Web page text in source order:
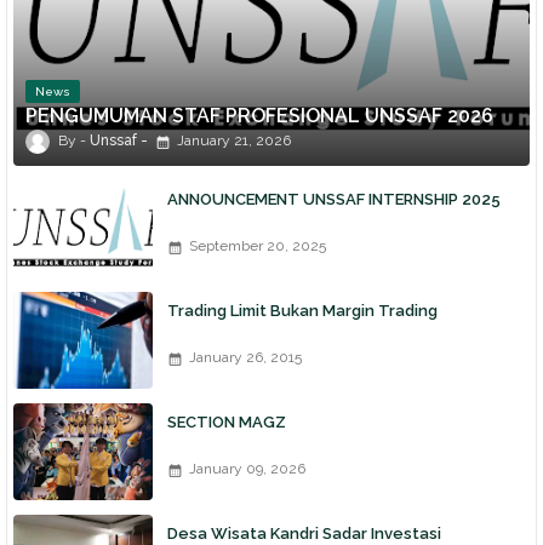
News
PENGUMUMAN STAF PROFESIONAL UNSSAF 2026
Unssaf January 21, 2026
ANNOUNCEMENT UNSSAF INTERNSHIP 2025
September 20, 2025
Trading Limit Bukan Margin Trading
January 26, 2015
SECTION MAGZ
January 09, 2026
Desa Wisata Kandri Sadar Investasi